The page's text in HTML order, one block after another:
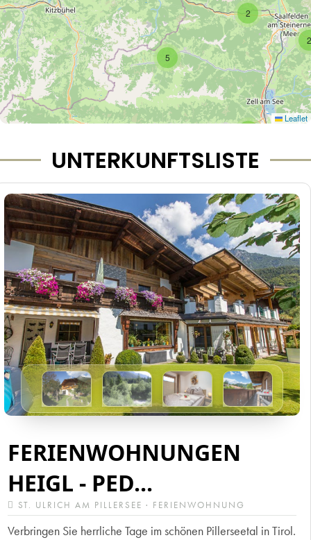
2
2
5
Leaflet
UNTERKUNFTSLISTE
FERIENWOHNUNGEN
HEIGL - PED...
ST. ULRICH AM PILLERSEE · FERIENWOHNUNG
Verbringen Sie herrliche Tage im schönen Pillerseetal in Tirol.